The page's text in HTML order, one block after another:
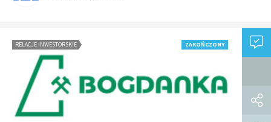
RELACJE INWESTORSKIE ZAKOŃCZONY